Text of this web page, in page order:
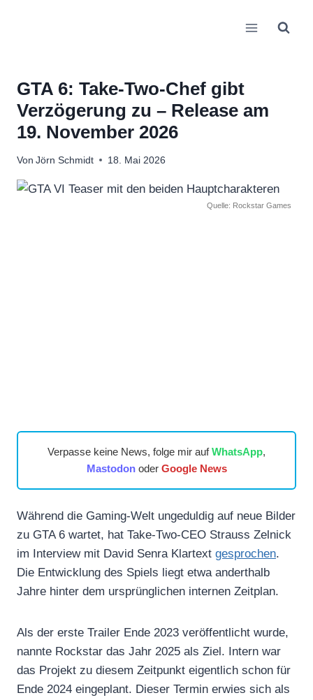
GTA 6: Take-Two-Chef gibt
Verzögerung zu – Release am
19. November 2026
Von Jörn Schmidt 18. Mai 2026
Quelle: Rockstar Games
Verpasse keine News, folge mir aufWhatsApp,
Mastodonoder Google News
Während die Gaming-Welt ungeduldig auf neue Bilder
zu GTA 6 wartet, hat Take-Two-CEO Strauss Zelnick
im Interview mit David Senra Klartext gesprochen.
Die Entwicklung des Spiels liegt etwa anderthalb
Jahre hinter dem ursprünglichen internen Zeitplan.
Als der erste Trailer Ende 2023 veröffentlicht wurde,
nannte Rockstar das Jahr 2025 als Ziel. Intern war
das Projekt zu diesem Zeitpunkt eigentlich schon für
Ende 2024 eingeplant. Dieser Termin erwies sich als